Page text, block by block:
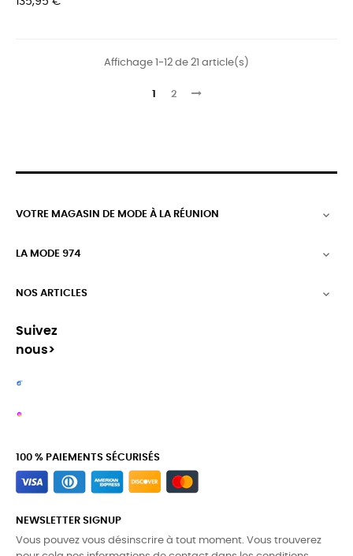
Affichage 1-12 de 21 article(s)
1 2
VOTRE MAGASIN DE MODE À LA RÉUNION 
LA MODE 974 
NOS ARTICLES 
Suivez
nous>
100 % PAIEMENTS SÉCURISÉS
NEWSLETTER SIGNUP
Vous pouvez vous désinscrire à tout moment. Vous trouverez